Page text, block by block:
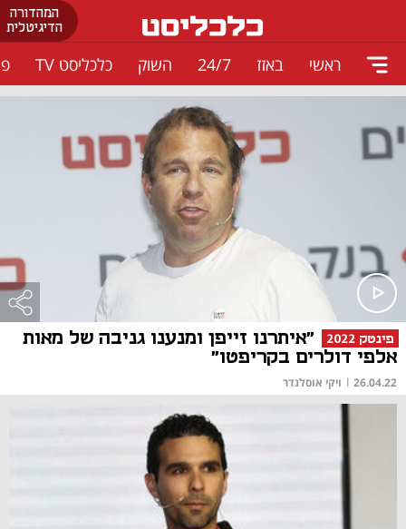
המהדורה
הדיגיטלית
ראשי באזז 24/7 השוק כלכליסט TV
פינטק 2022
"איתרנו זייפן ומנענו גניבה של מאות
אלפי דולרים בקריפטו"
26.04.22
| ויקי אוסלנדר